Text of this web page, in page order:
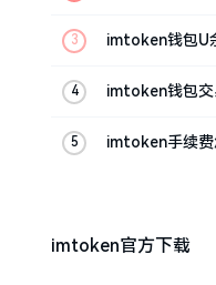
imtoken钱包U
imtoken钱包交
imtoken手续费
imtoken官方下载